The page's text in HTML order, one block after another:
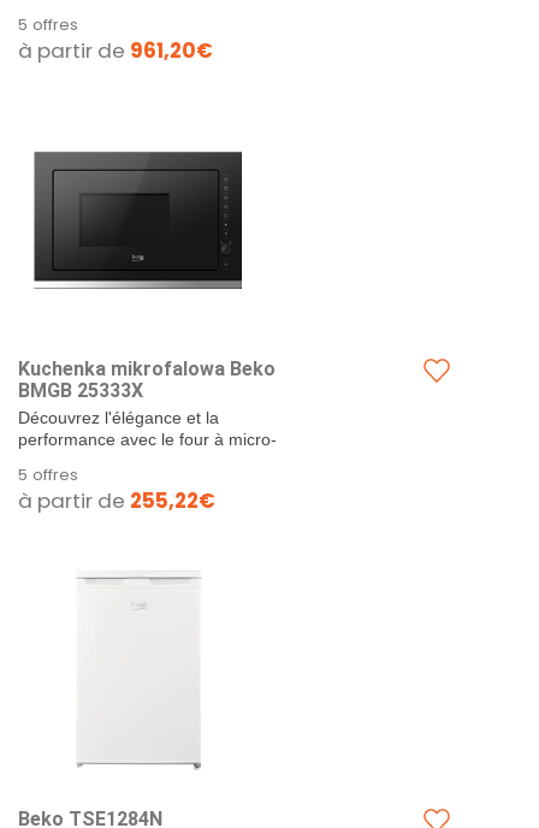
5 offres
à partir de 961,20€
Kuchenka mikrofalowa Beko
BMGB 25333X
Découvrez l'élégance et la
performance avec le four à micro-
Transformez votre cuisine avec...
5 offres
à partir de 255,22€
Beko TSE1284N